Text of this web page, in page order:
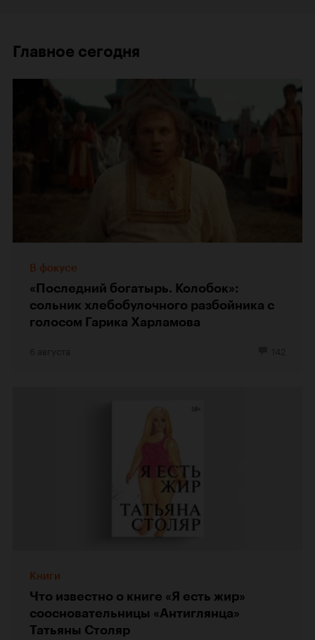
Главное сегодня
В фокусе
«Последний богатырь. Колобок»:
сольник хлебобулочного разбойника с
голосом Гарика Харламова
Книги
Что известно о книге «Я есть жир»
соосновательницы «Антиглянца»
Татьяны Столяр